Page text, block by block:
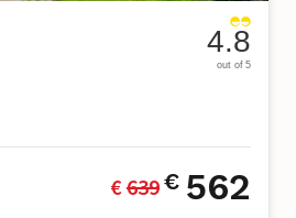
4.8
out of 5
€ 639€ 562